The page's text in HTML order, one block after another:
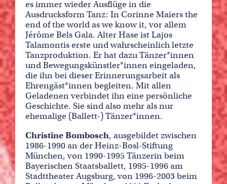
es immer wieder Ausflüge in die
Ausdrucksform Tanz: In Corinne Maiers the
end of the world as we know it, vor allem
Jérôme Bels Gala. Alter Hase ist Lajos
Talamontis erste und wahrscheinlich letzte
Tanzproduktion. Er hat dazu Tänzer*innen
und Bewegungskünstler*innen eingeladen,
die ihn bei dieser Erinnerungsarbeit als
Ehrengäst*innen begleiten. Mit allen
Geladenen verbindet ihn eine persönliche
Geschichte. Sie sind also mehr als nur
ehemalige (Ballett-) Tänzer*innen.
Christine Bombosch, ausgebildet zwischen
1986-1990 an der Heinz-Bosl-Stiftung
München, von 1990-1995 Tänzerin beim
Bayerischen Staatsballett, 1995-1996 am
Stadttheater Augsburg, von 1996-2003 beim